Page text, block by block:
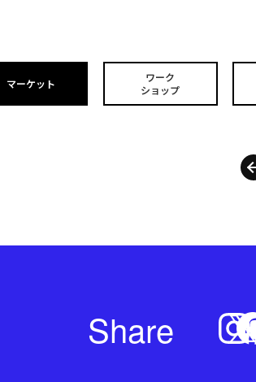
マーケット
ワーク
ショップ
Share